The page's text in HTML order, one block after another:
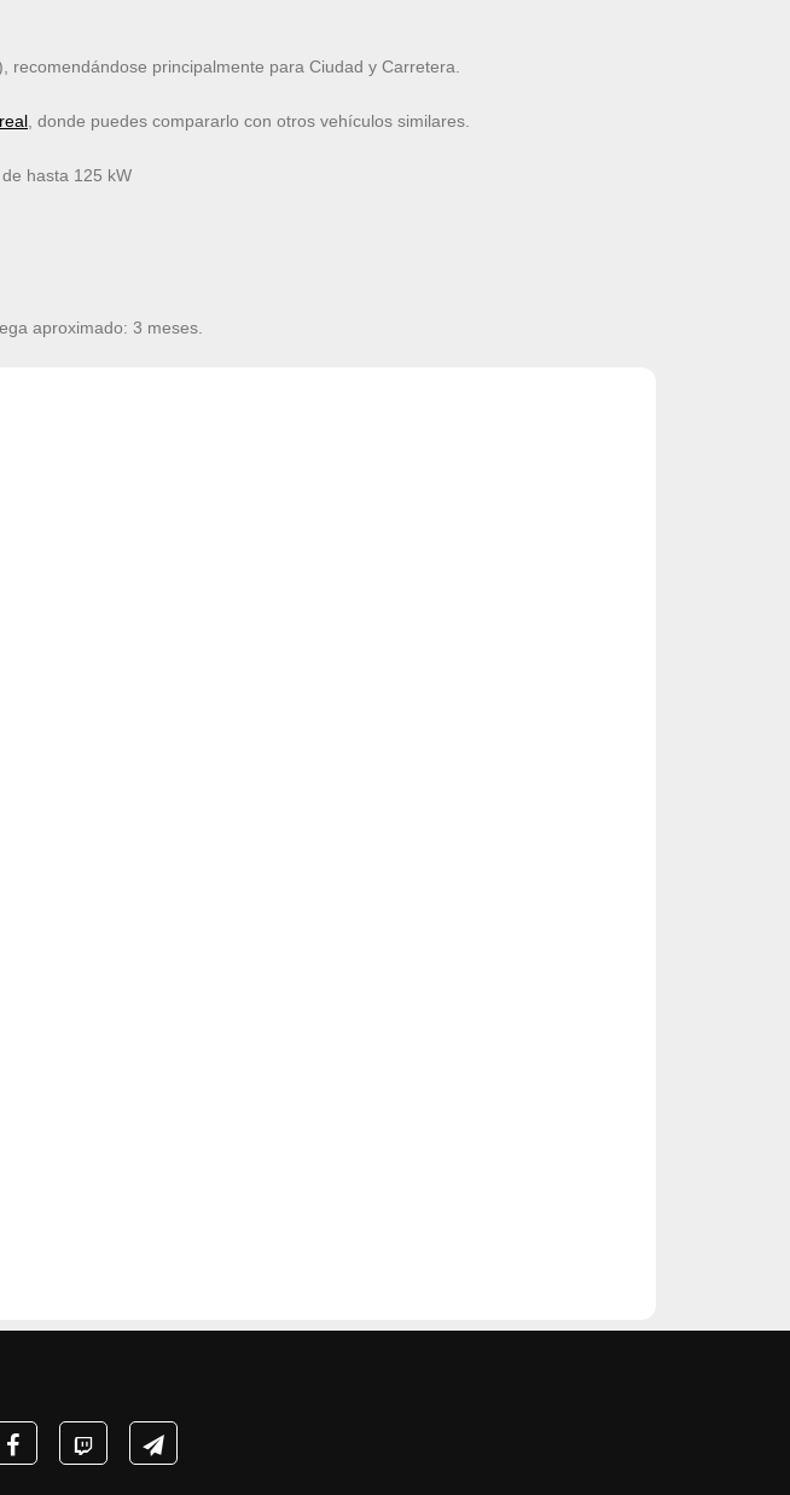
principalmente para Ciudad y Carretera.
, donde puedes compararlo con otros vehículos similares.
hasta 125 kW
aproximado: 3 meses.